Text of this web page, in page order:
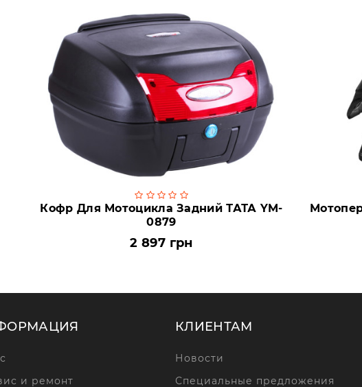
Кофр Для Мотоцикла Задний ТАТА YM-
0879
2 897 грн
и ремонт
КЛИЕНТАМ
Новости
Специальные предложения